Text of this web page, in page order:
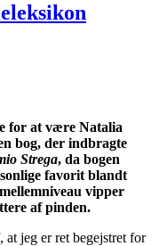
for at være Natalia
bog, der indbragte
Strega, da bogen
favorit blandt
vipper
af pinden.
at jeg er ret begejstret for